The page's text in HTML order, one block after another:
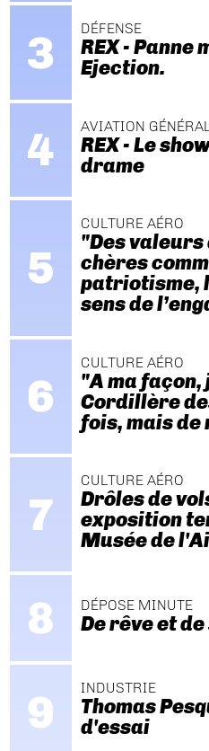
DÉFENSE
REX - Panne
Ejection.
AVIATION
REX - Le
drame
CULTURE AÉRO
"Des valeurs
chères
patriotisme,
sens de
CULTURE AÉRO
"A ma
Cordillère
fois, mais de
CULTURE AÉRO
Drôles de
exposition
Musée de
DÉPOSE MINUTE
De rêve et
INDUSTRIE
Thomas
d'essai